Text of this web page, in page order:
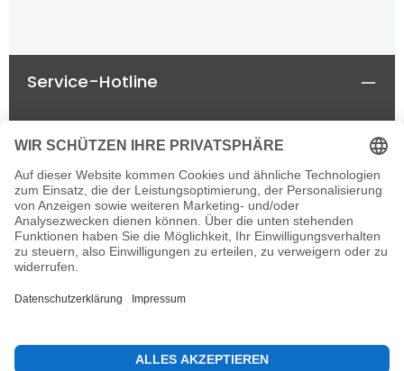
Service-Hotline
Rechtliches
Informationen
Newsletter
Alle Preise inkl. gesetzl. Mehrwertsteuer zzgl.